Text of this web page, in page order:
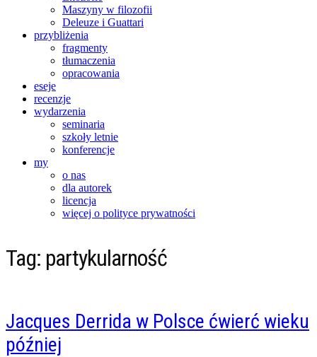
Maszyny w filozofii
Deleuze i Guattari
przybliżenia
fragmenty
tłumaczenia
opracowania
eseje
recenzje
wydarzenia
seminaria
szkoły letnie
konferencje
my
o nas
dla autorek
licencja
więcej o polityce prywatności
Tag: partykularność
Jacques Derrida w Polsce ćwierć wieku
później